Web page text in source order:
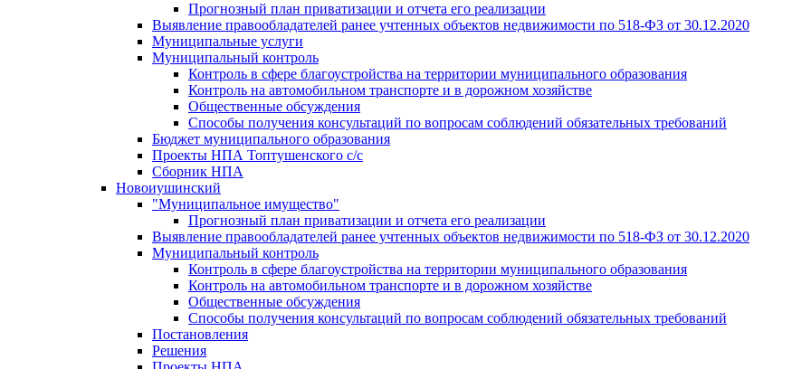
Прогнозный план приватизации и отчета его реализации
Выявление правообладателей ранее учтенных объектов недвижимости по 518-ФЗ от 30.12.2020
Муниципальные услуги
Муниципальный контроль
Контроль в сфере благоустройства на территории муниципального образования
Контроль на автомобильном транспорте и в дорожном хозяйстве
Общественные обсуждения
Способы получения консультаций по вопросам соблюдений обязательных требований
Бюджет муниципального образования
Проекты НПА Топтушенского с/с
Сборник НПА
Новоиушинский
"Муниципальное имущество"
Прогнозный план приватизации и отчета его реализации
Выявление правообладателей ранее учтенных объектов недвижимости по 518-ФЗ от 30.12.2020
Муниципальный контроль
Контроль в сфере благоустройства на территории муниципального образования
Контроль на автомобильном транспорте и в дорожном хозяйстве
Общественные обсуждения
Способы получения консультаций по вопросам соблюдений обязательных требований
Постановления
Решения